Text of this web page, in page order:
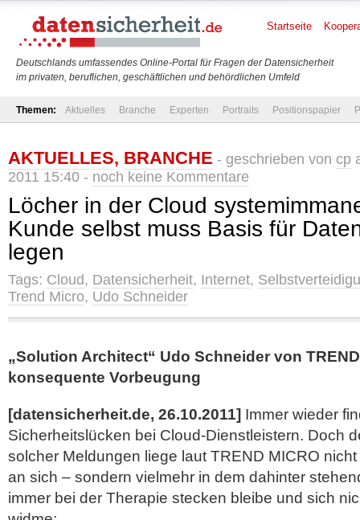
Deutschlands umfassendes Online-Portal für Fragen der Datensicherheit
im privaten, beruflichen, geschäftlichen und behördlichen Umfeld
Startseite
Themen: Aktuelles Branche Experten Portraits Positionspapier
AKTUELLES, BRANCHE - geschrieben von cp
2011 15:40 - noch keine Kommentare
Löcher in der Cloud
Kunde selbst muss Basis für
legen
Tags: Cloud, Datensicherheit, Internet,
Trend Micro, Udo Schneider
„Solution Architect“ Udo Schneider von
konsequente Vorbeugung
[datensicherheit.de, 26.10.2011] Immer wieder
Sicherheitslücken bei Cloud-Dienstleistern. Doch
solcher Meldungen liege laut TREND MICRO
an sich – sondern vielmehr in dem dahinter
immer bei der Therapie stecken bleibe und sich